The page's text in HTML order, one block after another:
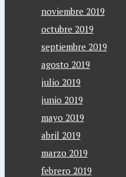
noviembre 2019
octubre 2019
septiembre 2019
agosto 2019
julio 2019
junio 2019
mayo 2019
abril 2019
marzo 2019
febrero 2019